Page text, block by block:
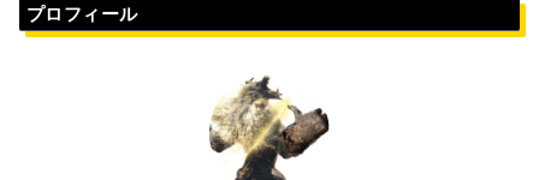
プロフィール